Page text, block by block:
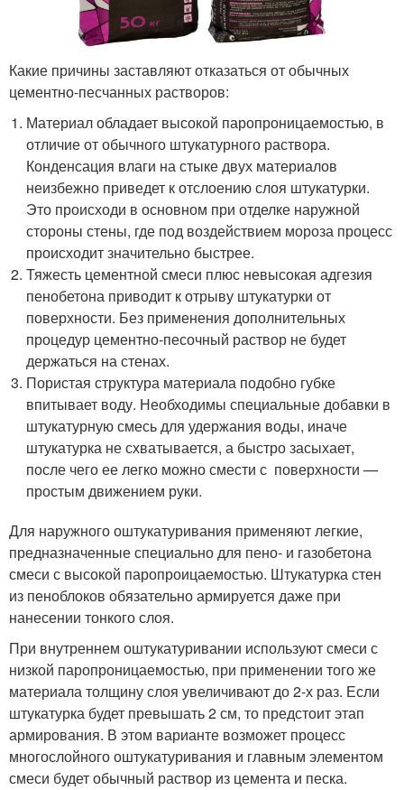
Какие причины заставляют отказаться от обычных
цементно-песчанных растворов:
Материал обладает высокой паропроницаемостью, в
отличие от обычного штукатурного раствора.
Конденсация влаги на стыке двух материалов
неизбежно приведет к отслоению слоя штукатурки.
Это происходи в основном при отделке наружной
стороны стены, где под воздействием мороза процесс
происходит значительно быстрее.
Тяжесть цементной смеси плюс невысокая адгезия
пенобетона приводит к отрыву штукатурки от
поверхности. Без применения дополнительных
процедур цементно-песочный раствор не будет
держаться на стенах.
Пористая структура материала подобно губке
впитывает воду. Необходимы специальные добавки в
штукатурную смесь для удержания воды, иначе
штукатурка не схватывается, а быстро засыхает,
после чего ее легко можно смести с поверхности —
простым движением руки.
Для наружного оштукатуривания применяют легкие,
предназначенные специально для пено- и газобетона
смеси с высокой паропроицаемостью. Штукатурка стен
из пеноблоков обязательно армируется даже при
нанесении тонкого слоя.
При внутреннем оштукатуривании используют смеси с
низкой паропроницаемостью, при применении того же
материала толщину слоя увеличивают до 2-х раз. Если
штукатурка будет превышать 2 см, то предстоит этап
армирования. В этом варианте возможет процесс
многослойного оштукатуривания и главным элементом
смеси будет обычный раствор из цемента и песка.